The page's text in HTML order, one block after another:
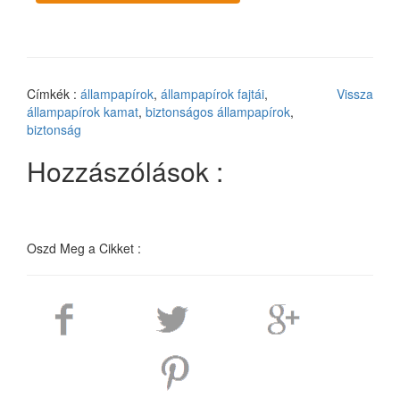
Vissza
Címkék : állampapírok, állampapírok fajtái,
állampapírok kamat, biztonságos állampapírok,
biztonság
Hozzászólások :
Oszd Meg a Cikket :